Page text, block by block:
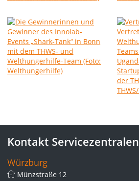
Kontakt Servicezentralen
Würzburg
Münzstraße 12